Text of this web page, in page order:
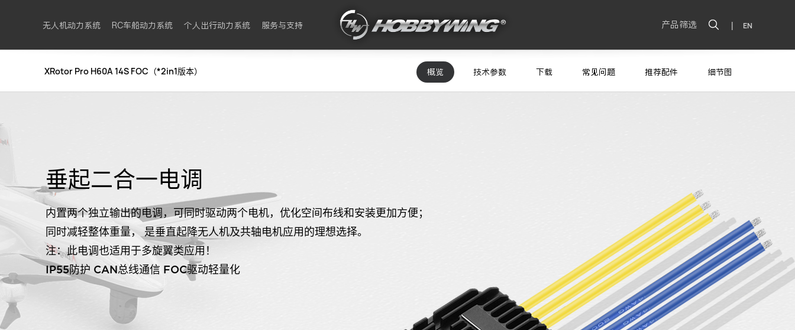
无人机动力系统 RC车船动力系统 个人出行动力系统 服务与支持 产品筛选 | EN
XRotor Pro H60A 14S FOC（*2in1版本） 概览 技术参数 下载 常见问题 推荐配件 细节图
垂起二合一电调
内置两个独立输出的电调，可同时驱动两个电机，优化空间布线和安装更加方便；
同时减轻整体重量， 是垂直起降无人机及共轴电机应用的理想选择。
注：此电调也适用于多旋翼类应用！
IP55防护 CAN总线通信 FOC驱动轻量化